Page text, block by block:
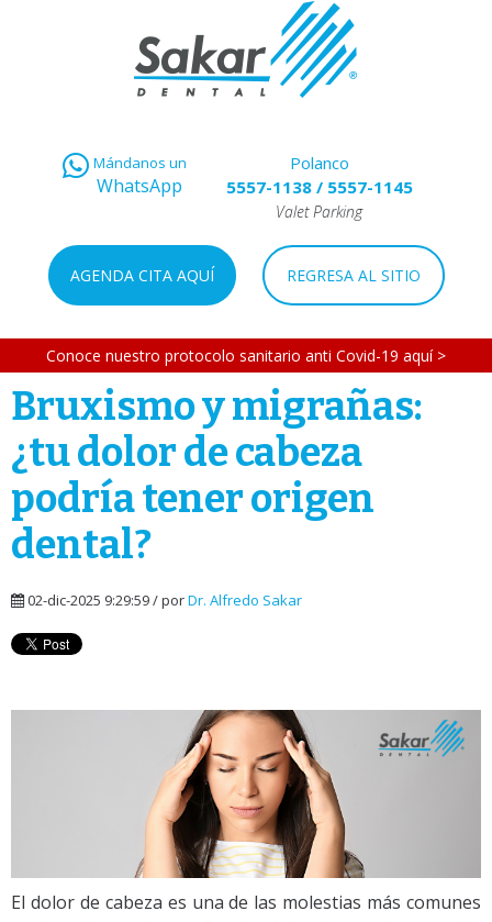
Mándanos un
WhatsApp
Polanco
5557-1138/ 5557-1145
Valet Parking
AGENDA CITA AQUÍ REGRESA AL SITIO
Conoce nuestro protocolo sanitario anti Covid-19 aquí >
Bruxismo y migrañas:
¿tu dolor de cabeza
podría tener origen
dental?
02-dic-2025 9:29:59 / porDr. Alfredo Sakar
El dolor de cabeza es una de las molestias más comunes